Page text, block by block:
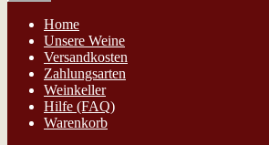
Home
Unsere Weine
Versandkosten
Zahlungsarten
Weinkeller
Hilfe (FAQ)
Warenkorb